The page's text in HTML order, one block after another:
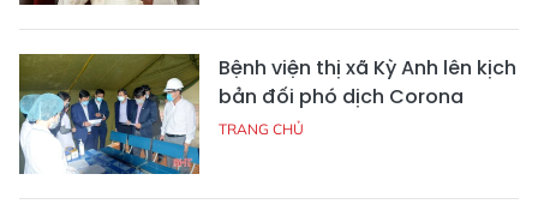
Bệnh viện thị xã Kỳ Anh lên kịch
bản đối phó dịch Corona
TRANG CHỦ